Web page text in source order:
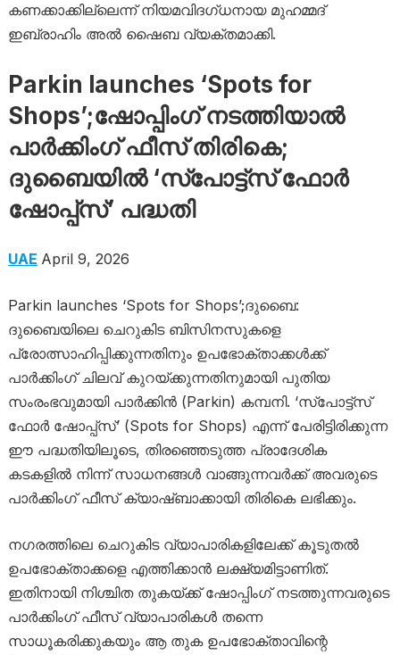
കണക്കാക്കില്ലെന്ന് നിയമവിദഗ്ധനായ മുഹമ്മദ്
ഇബ്രാഹിം അൽ ഷൈബ വ്യക്തമാക്കി.
Parkin launches ‘Spots for
Shops’;ഷോപ്പിംഗ് നടത്തിയാൽ
പാർക്കിംഗ് ഫീസ് തിരികെ;
ദുബൈയിൽ ‘സ്പോട്ട്സ് ഫോർ
ഷോപ്പ്സ്’ പദ്ധതി
UAE April 9, 2026
Parkin launches ‘Spots for Shops’;ദുബൈ:
ദുബൈയിലെ ചെറുകിട ബിസിനസുകളെ
പ്രോത്സാഹിപ്പിക്കുന്നതിനും ഉപഭോക്താക്കൾക്ക്
പാർക്കിംഗ് ചിലവ് കുറയ്ക്കുന്നതിനുമായി പുതിയ
സംരംഭവുമായി പാർക്കിൻ (Parkin) കമ്പനി. ‘സ്പോട്ട്സ്
ഫോർ ഷോപ്പ്സ്’ (Spots for Shops) എന്ന് പേരിട്ടിരിക്കുന്ന
ഈ പദ്ധതിയിലൂടെ, തിരഞ്ഞെടുത്ത പ്രാദേശിക
കടകളിൽ നിന്ന് സാധനങ്ങൾ വാങ്ങുന്നവർക്ക് അവരുടെ
പാർക്കിംഗ് ഫീസ് ക്യാഷ്ബാക്കായി തിരികെ ലഭിക്കും.
നഗരത്തിലെ ചെറുകിട വ്യാപാരികളിലേക്ക് കൂടുതൽ
ഉപഭോക്താക്കളെ എത്തിക്കാൻ ലക്ഷ്യമിട്ടാണിത്.
ഇതിനായി നിശ്ചിത തുകയ്ക്ക് ഷോപ്പിംഗ് നടത്തുന്നവരുടെ
പാർക്കിംഗ് ഫീസ് വ്യാപാരികൾ തന്നെ
സാധൂകരിക്കുകയും ആ തുക ഉപഭോക്താവിന്റെ